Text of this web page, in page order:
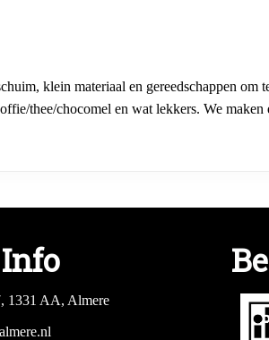
klein materiaal en gereedschappen
thee/chocomel en wat lekkers. We maken
1331 AA, Almere